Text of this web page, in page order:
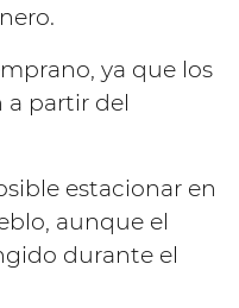
ya que los
a partir del
estacionar en
aunque el
durante el